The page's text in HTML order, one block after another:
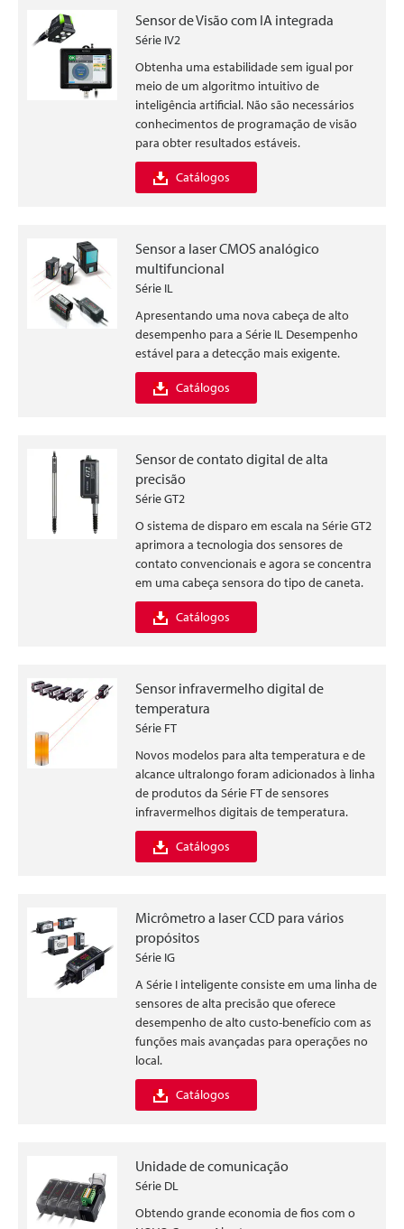
Sensor de Visão com IA integrada
Série IV2
Obtenha uma estabilidade sem igual por
meio de um algoritmo intuitivo de
inteligência artificial. Não são necessários
conhecimentos de programação de visão
para obter resultados estáveis.
Catálogos
Sensor a laser CMOS analógico
multifuncional
Série IL
Apresentando uma nova cabeça de alto
desempenho para a Série IL Desempenho
estável para a detecção mais exigente.
Catálogos
Sensor de contato digital de alta
precisão
Série GT2
O sistema de disparo em escala na Série GT2
aprimora a tecnologia dos sensores de
contato convencionais e agora se concentra
em uma cabeça sensora do tipo de caneta.
Catálogos
Sensor infravermelho digital de
temperatura
Série FT
Novos modelos para alta temperatura e de
alcance ultralongo foram adicionados à linha
de produtos da Série FT de sensores
infravermelhos digitais de temperatura.
Catálogos
Micrômetro a laser CCD para vários
propósitos
Série IG
A Série I inteligente consiste em uma linha de
sensores de alta precisão que oferece
desempenho de alto custo-benefício com as
funções mais avançadas para operações no
local.
Catálogos
Unidade de comunicação
Série DL
Obtendo grande economia de fios com o